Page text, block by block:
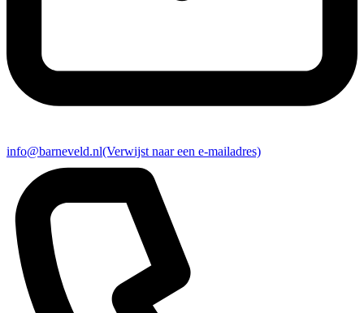
info@barneveld.nl(Verwijst naar een e-mailadres)